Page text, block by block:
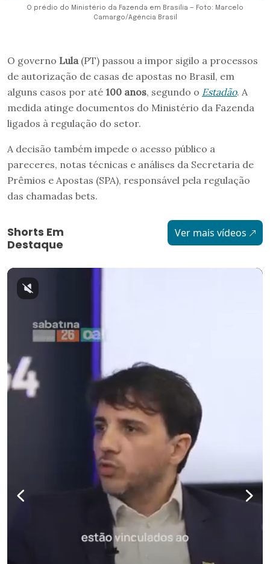
O prédio do Ministério da Fazenda em Brasília — Foto: Marcelo
Camargo/Agência Brasil
O governo Lula (PT) passou a impor sigilo a processos
de autorização de casas de apostas no Brasil, em
alguns casos por até 100 anos, segundo o Estadão. A
medida atinge documentos do Ministério da Fazenda
ligados à regulação do setor.
A decisão também impede o acesso público a
pareceres, notas técnicas e análises da Secretaria de
Prêmios e Apostas (SPA), responsável pela regulação
das chamadas bets.
Shorts Em
Destaque
Ver mais vídeos